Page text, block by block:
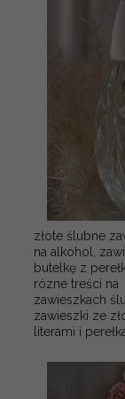
złote ślubne
na alkohol,
butelkę z
rózne treści na
zawieszkach
zawieszki ze
literami i